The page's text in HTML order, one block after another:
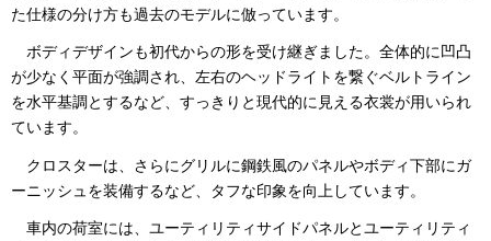
た仕様の分け方も過去のモデルに倣っています。
ボディデザインも初代からの形を受け継ぎました。全体的に凹凸
が少なく平面が強調され、左右のヘッドライトを繋ぐベルトライン
を水平基調とするなど、すっきりと現代的に見える衣裳が用いられ
ています。
クロスターは、さらにグリルに鋼鉄風のパネルやボディ下部にガ
ーニッシュを装備するなど、タフな印象を向上しています。
車内の荷室には、ユーティリティサイドパネルとユーティリティ